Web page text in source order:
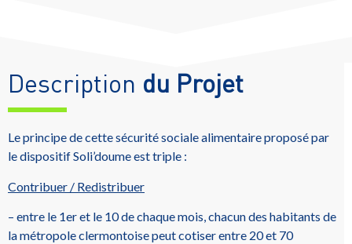
Description du Projet
Le principe de cette sécurité sociale alimentaire proposé par
le dispositif Soli’doume est triple :
Contribuer / Redistribuer
– entre le 1er et le 10 de chaque mois, chacun des habitants de
la métropole clermontoise peut cotiser entre 20 et 70